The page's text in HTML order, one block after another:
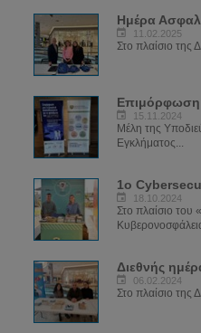
11.02.2025
Στο πλαίσιο της
15.11.2024
Μέλη της
Εγκλήματος...
1ο
18.10.2024
Στο πλαίσιο
06.02.2024
Στο πλαίσιο της